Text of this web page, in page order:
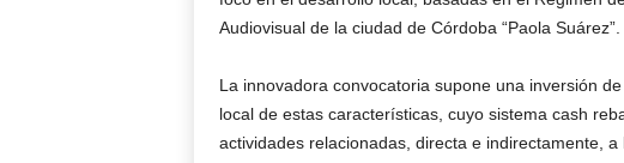
Audiovisual de la ciudad de Córdoba “Paola Suárez”.
La innovadora convocatoria supone una inversión
local de estas características, cuyo sistema cash
actividades relacionadas, directa e indirectamente,